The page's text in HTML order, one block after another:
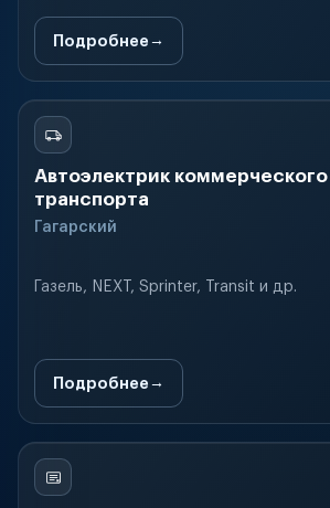
Подробнее
Автоэлектрик коммерческого
транспорта
Гагарский
Газель, NEXT, Sprinter, Transit и др.
Подробнее